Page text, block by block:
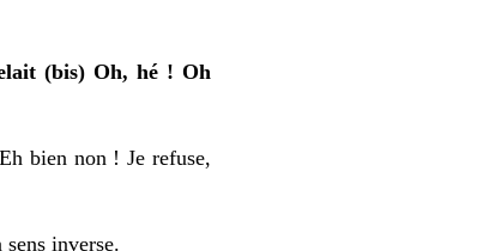
(bis) Oh, hé ! Oh
bien non ! Je refuse,
inverse.